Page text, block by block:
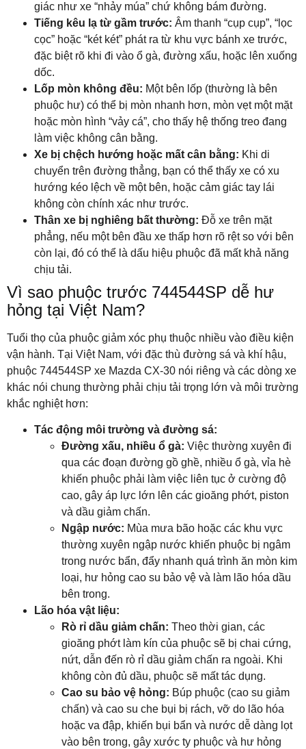
giác như xe “nhảy múa” chứ không bám đường.
Tiếng kêu lạ từ gầm trước: Âm thanh “cụp cụp”, “lọc
cọc” hoặc “két két” phát ra từ khu vực bánh xe trước,
đặc biệt rõ khi đi vào ổ gà, đường xấu, hoặc lên xuống
dốc.
Lốp mòn không đều: Một bên lốp (thường là bên
phuộc hư) có thể bị mòn nhanh hơn, mòn vẹt một mặt
hoặc mòn hình “vảy cá”, cho thấy hệ thống treo đang
làm việc không cân bằng.
Xe bị chệch hướng hoặc mất cân bằng: Khi di
chuyển trên đường thẳng, bạn có thể thấy xe có xu
hướng kéo lệch về một bên, hoặc cảm giác tay lái
không còn chính xác như trước.
Thân xe bị nghiêng bất thường: Đỗ xe trên mặt
phẳng, nếu một bên đầu xe thấp hơn rõ rệt so với bên
còn lại, đó có thể là dấu hiệu phuộc đã mất khả năng
chịu tải.
Vì sao phuộc trước 744544SP dễ hư
hỏng tại Việt Nam?
Tuổi thọ của phuộc giảm xóc phụ thuộc nhiều vào điều kiện
vận hành. Tại Việt Nam, với đặc thù đường sá và khí hậu,
phuộc 744544SP xe Mazda CX-30 nói riêng và các dòng xe
khác nói chung thường phải chịu tải trọng lớn và môi trường
khắc nghiệt hơn:
Tác động môi trường và đường sá:
Đường xấu, nhiều ổ gà: Việc thường xuyên đi
qua các đoạn đường gồ ghề, nhiều ổ gà, vỉa hè
khiến phuộc phải làm việc liên tục ở cường độ
cao, gây áp lực lớn lên các gioăng phớt, piston
và dầu giảm chấn.
Ngập nước: Mùa mưa bão hoặc các khu vực
thường xuyên ngập nước khiến phuộc bị ngâm
trong nước bẩn, đẩy nhanh quá trình ăn mòn kim
loại, hư hỏng cao su bảo vệ và làm lão hóa dầu
bên trong.
Lão hóa vật liệu:
Rò rỉ dầu giảm chấn: Theo thời gian, các
gioăng phớt làm kín của phuộc sẽ bị chai cứng,
nứt, dẫn đến rò rỉ dầu giảm chấn ra ngoài. Khi
không còn đủ dầu, phuộc sẽ mất tác dụng.
Cao su bảo vệ hỏng: Búp phuộc (cao su giảm
chấn) và cao su che bụi bị rách, vỡ do lão hóa
hoặc va đập, khiến bụi bẩn và nước dễ dàng lọt
vào bên trong, gây xước ty phuộc và hư hỏng